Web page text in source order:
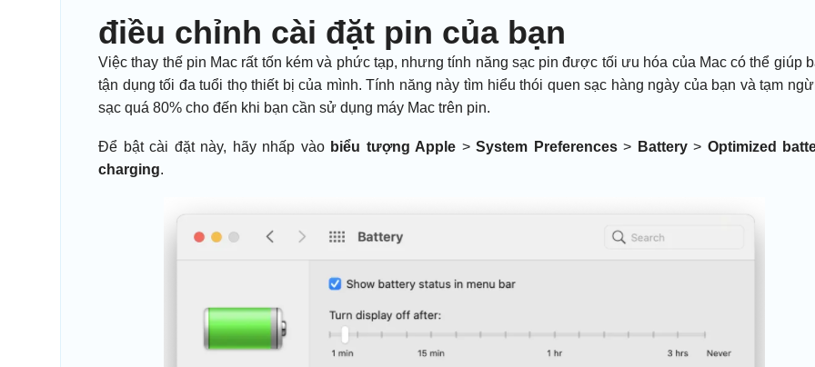
điều chỉnh cài đặt pin của bạn
Việc thay thế pin Mac rất tốn kém và phức tạp, nhưng tính năng sạc pin được tối ưu hóa của Mac có thể giúp
tận dụng tối đa tuổi thọ thiết bị của mình. Tính năng này tìm hiểu thói quen sạc hàng ngày của bạn và tạm
sạc quá 80% cho đến khi bạn cần sử dụng máy Mac trên pin.
Để bật cài đặt này, hãy nhấp vào biểu tượng Apple > System Preferences> Battery> Optimized
charging.